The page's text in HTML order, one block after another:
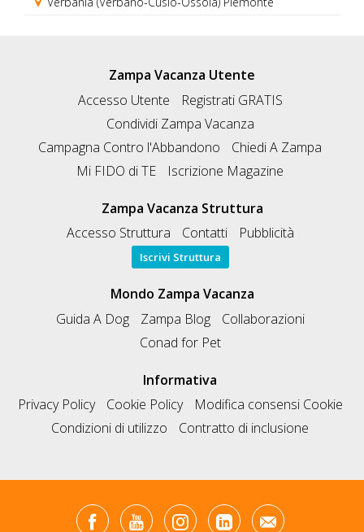
Zampa Vacanza Utente
Accesso Utente
Registrati GRATIS
Condividi Zampa Vacanza
Campagna Contro l'Abbandono
Chiedi A Zampa
Mi FIDO di TE
Iscrizione Magazine
Zampa Vacanza Struttura
Accesso Struttura
Contatti Pubblicità
Iscrivi Struttura
Mondo Zampa Vacanza
Guida A Dog
Zampa Blog
Collaborazioni
Conad for Pet
Informativa
Privacy Policy
Cookie Policy
Modifica consensi Cookie
Condizioni di utilizzo
Contratto di inclusione